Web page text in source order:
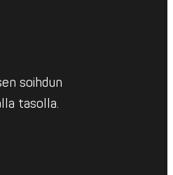
soihdun
tasolla.